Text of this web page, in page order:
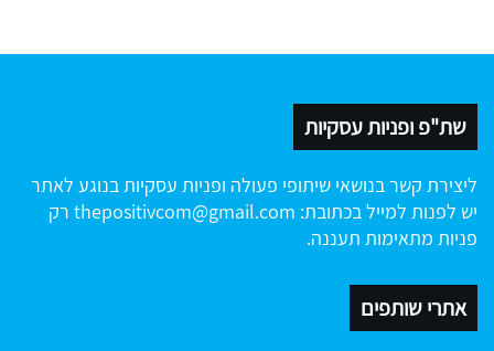
שת"פ ופניות עסקיות
ליצירת קשר בנושאי שיתופי פעולה ופניות עסקיות בנוגע לאתר
יש לפנות למייל בכתובת: thepositivcom@gmail.com רק
פניות מתאימות תעננה.
אתרי שותפים